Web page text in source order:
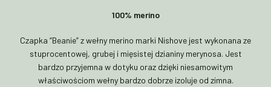
100% merino
Czapka “Beanie” z wełny merino marki Nishove jest wykonana ze
stuprocentowej, grubej i mięsistej dzianiny merynosa. Jest
bardzo przyjemna w dotyku oraz dzięki niesamowitym
właściwościom wełny bardzo dobrze izoluje od zimna.